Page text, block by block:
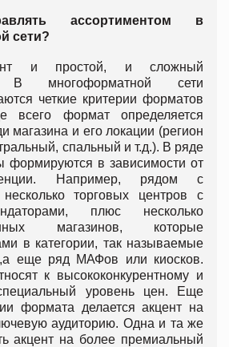
ассортиментом в
сети?
и простой, и сложный
В многоформатной сети
четкие критерии форматов
всего формат определяется
магазина и его локации (регион
спальный и т.д.). В ряде
формируются в зависимости от
Например, рядом с
торговых центров с
плюс несколько
магазинов, которые
в категории, так называемые
еще ряд МАФов или киосков.
к высококонкурентному и
уровень цен. Еще
формата делается акцент на
аудиторию. Одна и та же
акцент на более премиальный